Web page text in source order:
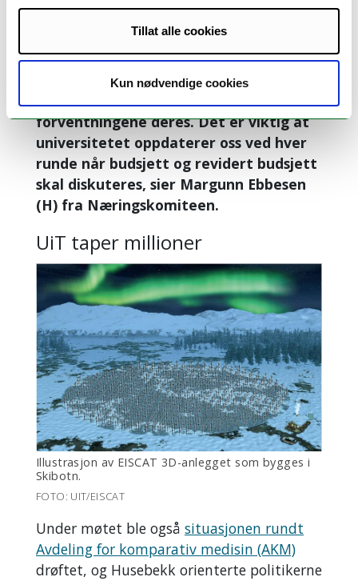
Tillat alle cookies
Kun nødvendige cookies
kommende årene vil trolig komme på til
sammen over 17,5 millioner kroner.
– Det er positivt at vi har denne
dialogen slik at vi får vite hva som er
viktig for UiT og hva som er
forventningene deres. Det er viktig at
universitetet oppdaterer oss ved hver
runde når budsjett og revidert budsjett
skal diskuteres, sier Margunn Ebbesen
(H) fra Næringskomiteen.
UiT taper millioner
Illustrasjon av EISCAT 3D-anlegget som bygges i
Skibotn.
FOTO: UIT/EISCAT
Under møtet ble også situasjonen rundt
Avdeling for komparativ medisin (AKM)
drøftet, og Husebekk orienterte politikerne